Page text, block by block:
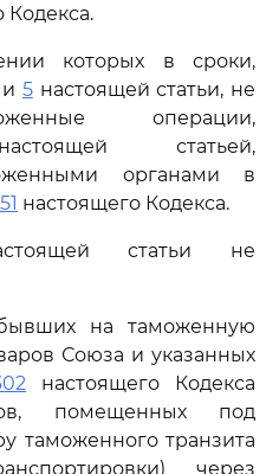
Кодекса.
которых в сроки,
и 5настоящей статьи, не
операции,
статьей,
органами в
настоящего Кодекса.
статьи не
на таможенную
Союза и указанных
настоящего Кодекса
помещенных под
таможенного транзита
через